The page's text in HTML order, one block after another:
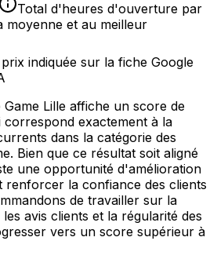
Total d'heures d'ouverture par
moyenne et au meilleur
indiquée sur la fiche Google
Lille affiche un score de
correspond exactement à la
dans la catégorie des
Bien que ce résultat soit aligné
une opportunité d'amélioration
renforcer la confiance des clients
de travailler sur la
avis clients et la régularité des
vers un score supérieur à